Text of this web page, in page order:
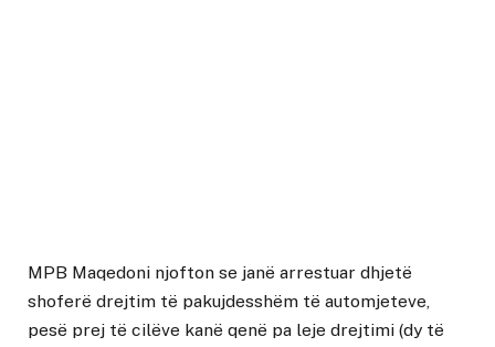
MPB Maqedoni njofton se janë arrestuar dhjetë
shoferë drejtim të pakujdesshëm të automjeteve,
pesë prej të cilëve kanë qenë pa leje drejtimi (dy të